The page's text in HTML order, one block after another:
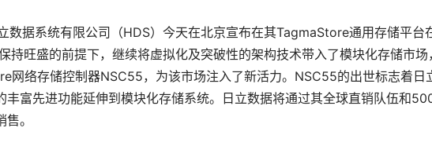
数据系统有限公司（HDS）今天在北京宣布在其TagmaStore通用存储平台
持旺盛的前提下，继续将虚拟化及突破性的架构技术带入了模块化存储市场，
网络存储控制器NSC55，为该市场注入了新活力。NSC55的出世标志着日
丰富先进功能延伸到模块化存储系统。日立数据将通过其全球直销队伍和
。